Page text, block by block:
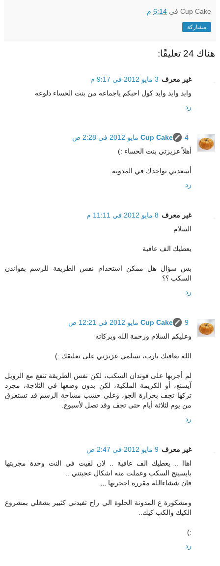
Cup Cake في 6:14 م
مشاركة
هناك 24 تعليقًا:
غير معرف 3 مايو 2012 في 9:17 م
وايد وايد وايد كول احبكم ياجماعه من بنت الحساء دلوعه
رد
Cup Cake
4 مايو 2012 في 2:28 ص
أهلاً عزيزتي بنت الحساء :)
أسعدني تواجدك في المدونة.
رد
غير معرف 8 مايو 2012 في 11:11 م
السلام
يعطيك الف عافية
بس سؤال هل ممكن استخدام نفس الطريقة للرسم بفواندن
السكب ؟؟
رد
Cup Cake
9 مايو 2012 في 12:21 ص
وعليكم السلام ورحمة الله وبركاته
الله يعافيك يارب، تسلمي عزيزتي على تعليقك :)
لم أجربها على فوندان السكب، لكن نفس الطريقة تنفع مع الرويل
آيسنغ، أو الكريمة الملكية، لكن بدون وضعها في الثلاجة، مجرد
تركها تجف بحرارة الجو، وعلى حسب مساحة الرسم قد تستغرق
من يوم لثلاثة أيام حتى تجف وقد تصل لأسبوع.
رد
غير معرف 9 مايو 2012 في 2:47 ص
اهاا .. يعطيك الف عافية .. لان لقيت في النت وحدة مجربتها
بايسينج السكب وعملت منه اشكال عجبتني ..
فان ششاءالله مقررة اججربها ,,,
ومشكورة ع المدونة الحلوة الي راح تفيدني كثيير بشغلي بمشروع
الكيك والكب كيك..
:)
رد